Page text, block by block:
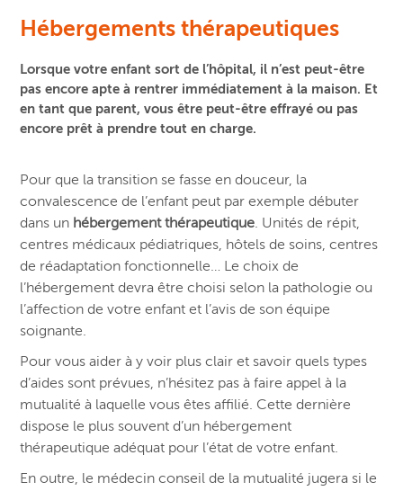
Hébergements thérapeutiques
Lorsque votre enfant sort de l’hôpital, il n’est peut-être
pas encore apte à rentrer immédiatement à la maison. Et
en tant que parent, vous être peut-être effrayé ou pas
encore prêt à prendre tout en charge.
Pour que la transition se fasse en douceur, la
convalescence de l’enfant peut par exemple débuter
dans un hébergement thérapeutique. Unités de répit,
centres médicaux pédiatriques, hôtels de soins, centres
de réadaptation fonctionnelle… Le choix de
l’hébergement devra être choisi selon la pathologie ou
l’affection de votre enfant et l’avis de son équipe
soignante.
Pour vous aider à y voir plus clair et savoir quels types
d’aides sont prévues, n’hésitez pas à faire appel à la
mutualité à laquelle vous êtes affilié. Cette dernière
dispose le plus souvent d’un hébergement
thérapeutique adéquat pour l’état de votre enfant.
En outre, le médecin conseil de la mutualité jugera si le